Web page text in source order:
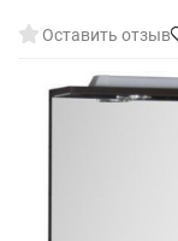
Оставить отзыв